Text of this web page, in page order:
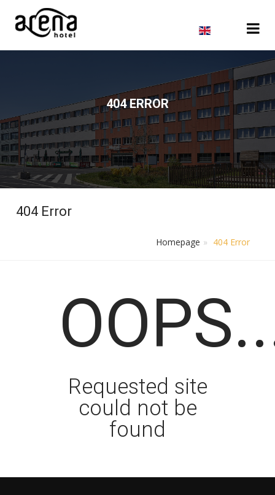
Čeština
Deutsch
Pусский
404 ERROR
404 Error
Homepage 404 Error
Requested site
could not be
found